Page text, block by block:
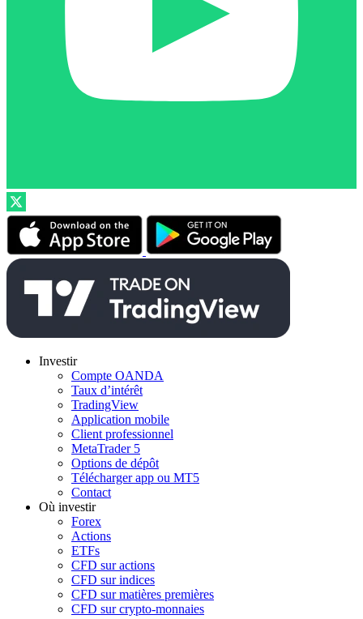
Investir
Compte OANDA
Taux d’intérêt
TradingView
Application mobile
Client professionnel
MetaTrader 5
Options de dépôt
Télécharger app ou MT5
Contact
Où investir
Forex
Actions
ETFs
CFD sur actions
CFD sur indices
CFD sur matières premières
CFD sur crypto-monnaies